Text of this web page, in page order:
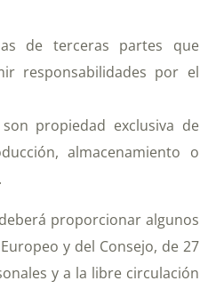
de terceras partes que
responsabilidades por el
propiedad exclusiva de
almacenamiento o
.
proporcionar algunos
y del Consejo, de 27
y a la libre circulación